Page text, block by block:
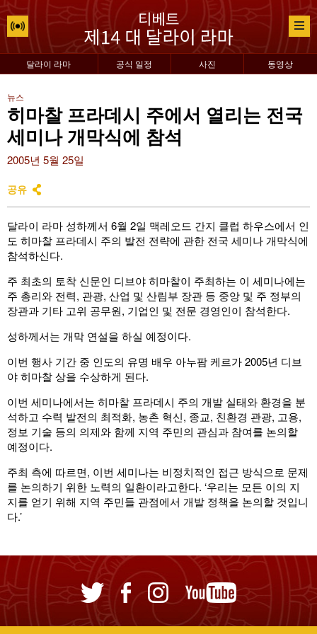
달라이 라마 공식 일정 사진 동영상
뉴스
히마찰 프라데시 주에서 열리는 전국
세미나 개막식에 참석
2005년 5월 25일
공유
달라이 라마 성하께서 6월 2일 맥레오드 간지 클럽 하우스에서 인
도 히마찰 프라데시 주의 발전 전략에 관한 전국 세미나 개막식에
참석하신다.
주 최초의 토착 신문인 디브야 히마찰이 주최하는 이 세미나에는
주 총리와 전력, 관광, 산업 및 산림부 장관 등 중앙 및 주 정부의
장관과 기타 고위 공무원, 기업인 및 전문 경영인이 참석한다.
성하께서는 개막 연설을 하실 예정이다.
이번 행사 기간 중 인도의 유명 배우 아누팜 케르가 2005년 디브
야 히마찰 상을 수상하게 된다.
이번 세미나에서는 히마찰 프라데시 주의 개발 실태와 환경을 분
석하고 수력 발전의 최적화, 농촌 혁신, 종교, 친환경 관광, 고용,
정보 기술 등의 의제와 함께 지역 주민의 관심과 참여를 논의할
예정이다.
주최 측에 따르면, 이번 세미나는 비정치적인 접근 방식으로 문제
를 논의하기 위한 노력의 일환이라고한다. ‘우리는 모든 이의 지
지를 얻기 위해 지역 주민들 관점에서 개발 정책을 논의할 것입니
다.’